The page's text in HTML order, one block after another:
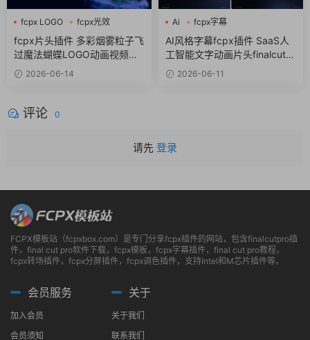
fcpx LOGO
fcpx光效
fcpx标题
fcpx片头插件 多彩烟雾粒子飞
过魔法蝴蝶LOGO动画视频开
场 2026-06-14
Ai
fcpx字幕
fcpx文字特效
AI风格字幕fcpx插件 SaaS人
工智能文字动画片头finalcutpr
o插件2026-06-11
评论 0
请先 登录
FCPX模板站（fcpxbox.com）是专门分享fcpx插件的网站，包含finalcutpro插
件，final cut pro软件下载，fcpx模板，fcpx字幕插件，final cut pro教程，
fcpx转场插件，fcpx分屏插件，fcpx调色插件，支持Intel和M芯片插件等。
会员服务
加入会员
会员须知
关于
关于我们
联系我们